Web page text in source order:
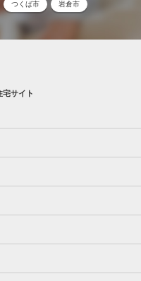
つくば市 岩倉市
サイト